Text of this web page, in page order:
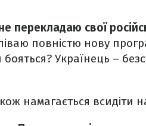
перекладаю свої
повністю нову
бояться? Українець –
намагається всидіти